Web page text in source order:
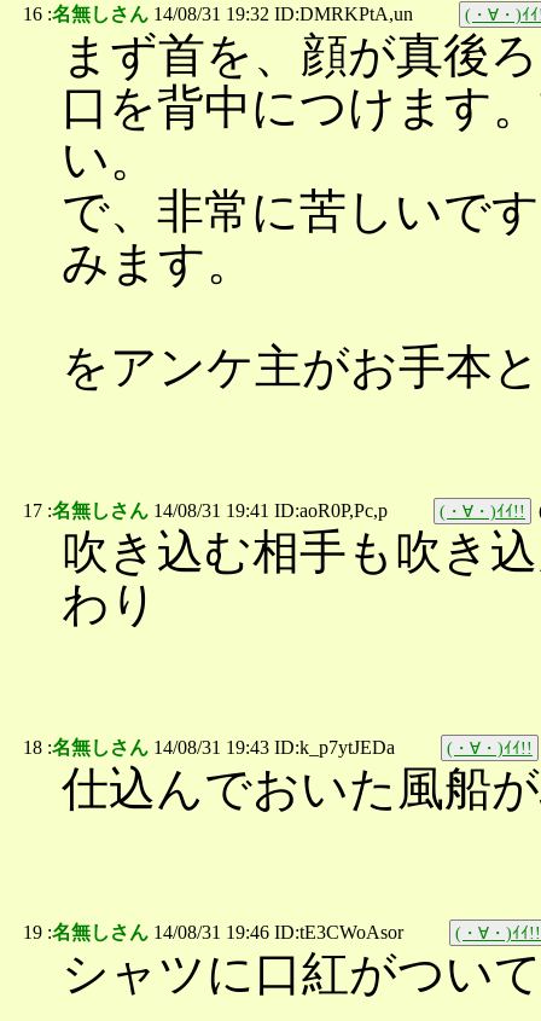
16 :名無しさん 14/08/31 19:32 ID:DMRKPtA,un (・∀・)ｲ
まず首を、顔が真後
口を背中につけます
い。
で、非常に苦しいで
みます。
をアンケ主がお手本
17 :名無しさん 14/08/31 19:41 ID:aoR0P,Pc,p (・∀・)ｲｲ!!
吹き込む相手も吹き
わり
18 :名無しさん 14/08/31 19:43 ID:k_p7ytJEDa (・∀・)ｲｲ!!
仕込んでおいた風船
19 :名無しさん 14/08/31 19:46 ID:tE3CWoAsor (・∀・)ｲｲ!!
シャツに口紅がつい